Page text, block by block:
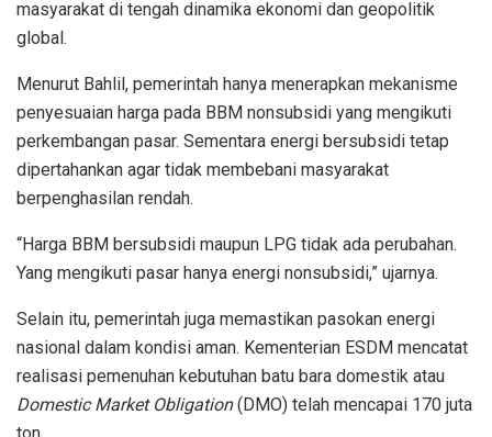
masyarakat di tengah dinamika ekonomi dan geopolitik
global.
Menurut Bahlil, pemerintah hanya menerapkan mekanisme
penyesuaian harga pada BBM nonsubsidi yang mengikuti
perkembangan pasar. Sementara energi bersubsidi tetap
dipertahankan agar tidak membebani masyarakat
berpenghasilan rendah.
“Harga BBM bersubsidi maupun LPG tidak ada perubahan.
Yang mengikuti pasar hanya energi nonsubsidi,” ujarnya.
Selain itu, pemerintah juga memastikan pasokan energi
nasional dalam kondisi aman. Kementerian ESDM mencatat
realisasi pemenuhan kebutuhan batu bara domestik atau
Domestic Market Obligation(DMO) telah mencapai 170 juta